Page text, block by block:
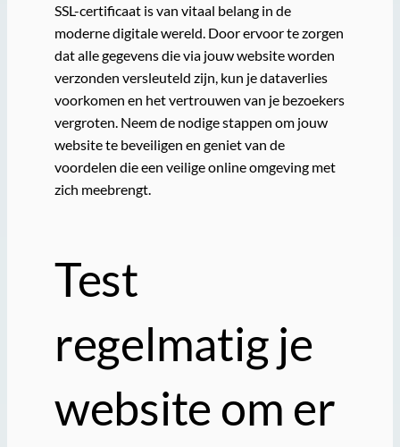
SSL-certificaat is van vitaal belang in de
moderne digitale wereld. Door ervoor te zorgen
dat alle gegevens die via jouw website worden
verzonden versleuteld zijn, kun je dataverlies
voorkomen en het vertrouwen van je bezoekers
vergroten. Neem de nodige stappen om jouw
website te beveiligen en geniet van de
voordelen die een veilige online omgeving met
zich meebrengt.
Test
regelmatig je
website om er